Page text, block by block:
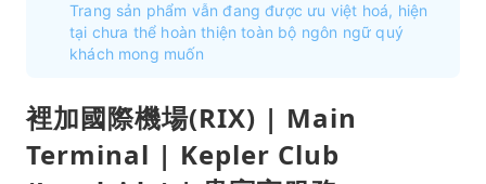
Trang sản phẩm vẫn đang được ưu việt hoá, hiện
tại chưa thể hoàn thiện toàn bộ ngôn ngữ quý
khách mong muốn
裡加國際機場(RIX) | Main
Terminal | Kepler Club